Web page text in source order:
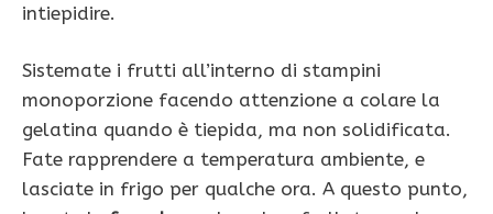
intiepidire.
Sistemate i frutti all’interno di stampini
monoporzione facendo attenzione a colare la
gelatina quando è tiepida, ma non solidificata.
Fate rapprendere a temperatura ambiente, e
lasciate in frigo per qualche ora. A questo punto,